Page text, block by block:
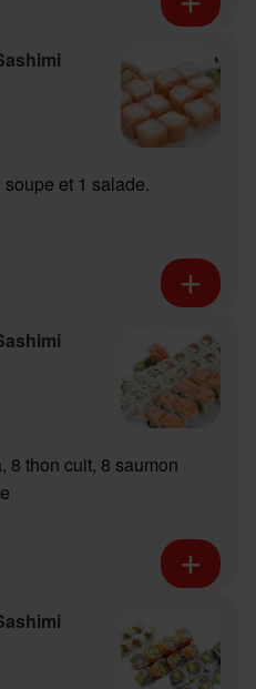
et 1 salade.
8 thon cuit, 8 saumon